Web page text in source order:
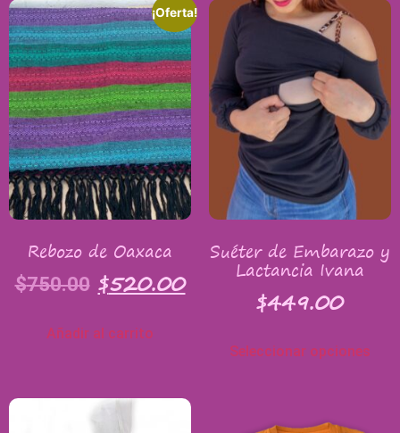
¡Oferta!
Rebozo de Oaxaca
$750.00 $520.00
Añadir al carrito
Suéter de Embarazo y
Lactancia Ivana
$449.00
Seleccionar opciones